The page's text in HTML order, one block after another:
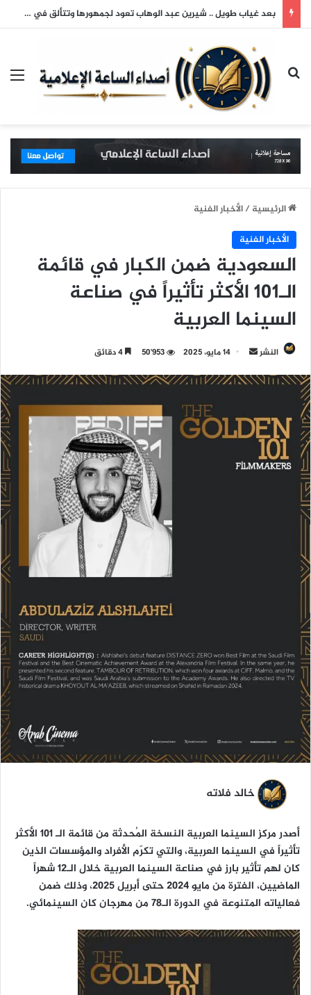
بعد غياب طويل .. شيرين عبد الوهاب تعود لجمهورها وتتألق في حفلها بالساحل الشمالي
بحث عن
الرئيسية/الأخبار الفنية
الأخبار الفنية
السعودية ضمن الكبار في قائمة
الـ101 الأكثر تأثيراً في صناعة
السينما العربية
النشر
س
ب
ر
د
14 مايو، 2025 50٬953
خالد فلاته
أصدر مركز السينما العربية النسخة المُحدثة من قائمة الـ 101 الأكثر
تأثيراً في السينما العربية، والتي تكرّم الأفراد والمؤسسات الذين
كان لهم تأثير بارز في صناعة السينما العربية خلال الـ12 شهراً
الماضيين، الفترة من مايو 2024 حتى أبريل 2025، وذلك ضمن
فعالياته المتنوعة في الدورة الـ78 من مهرجان كان السينمائي.